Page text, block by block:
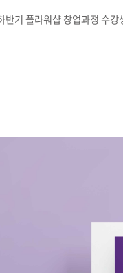
기 플라워샵 창업과정 수강